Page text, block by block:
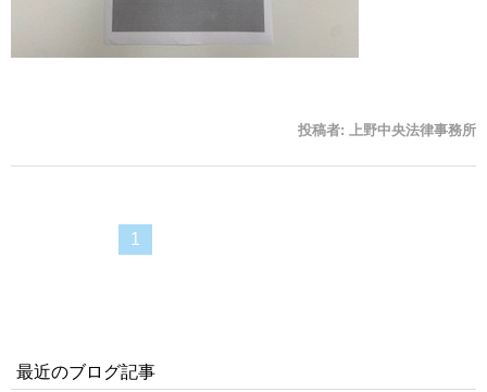
投稿者: 上野中央法律事務所
1
最近のブログ記事